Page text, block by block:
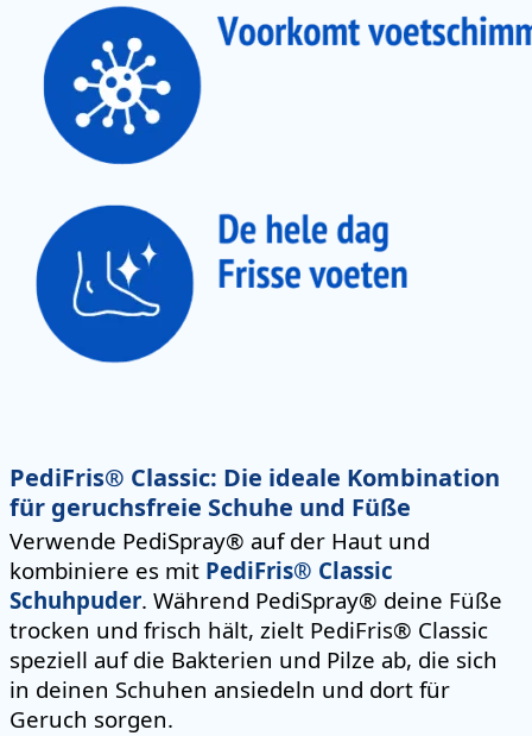
PediFris® Classic: Die ideale Kombination
für geruchsfreie Schuhe und Füße
Verwende PediSpray® auf der Haut und
kombiniere es mit PediFris® Classic
Schuhpuder. Während PediSpray® deine Füße
trocken und frisch hält, zielt PediFris® Classic
speziell auf die Bakterien und Pilze ab, die sich
in deinen Schuhen ansiedeln und dort für
Geruch sorgen.